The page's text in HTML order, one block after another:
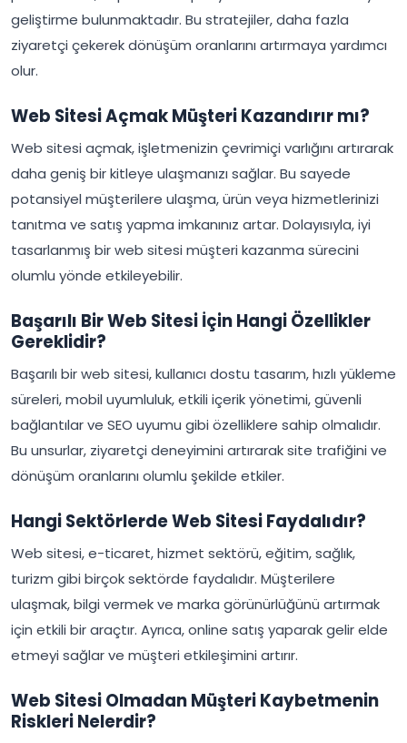
geliştirme bulunmaktadır. Bu stratejiler, daha fazla
ziyaretçi çekerek dönüşüm oranlarını artırmaya yardımcı
olur.
Web Sitesi Açmak Müşteri Kazandırır mı?
Web sitesi açmak, işletmenizin çevrimiçi varlığını artırarak
daha geniş bir kitleye ulaşmanızı sağlar. Bu sayede
potansiyel müşterilere ulaşma, ürün veya hizmetlerinizi
tanıtma ve satış yapma imkanınız artar. Dolayısıyla, iyi
tasarlanmış bir web sitesi müşteri kazanma sürecini
olumlu yönde etkileyebilir.
Başarılı Bir Web Sitesi İçin Hangi Özellikler
Gereklidir?
Başarılı bir web sitesi, kullanıcı dostu tasarım, hızlı yükleme
süreleri, mobil uyumluluk, etkili içerik yönetimi, güvenli
bağlantılar ve SEO uyumu gibi özelliklere sahip olmalıdır.
Bu unsurlar, ziyaretçi deneyimini artırarak site trafiğini ve
dönüşüm oranlarını olumlu şekilde etkiler.
Hangi Sektörlerde Web Sitesi Faydalıdır?
Web sitesi, e-ticaret, hizmet sektörü, eğitim, sağlık,
turizm gibi birçok sektörde faydalıdır. Müşterilere
ulaşmak, bilgi vermek ve marka görünürlüğünü artırmak
için etkili bir araçtır. Ayrıca, online satış yaparak gelir elde
etmeyi sağlar ve müşteri etkileşimini artırır.
Web Sitesi Olmadan Müşteri Kaybetmenin
Riskleri Nelerdir?